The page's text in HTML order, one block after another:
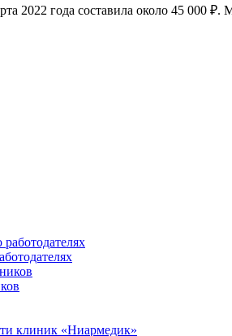
2022 года составила около 45 000